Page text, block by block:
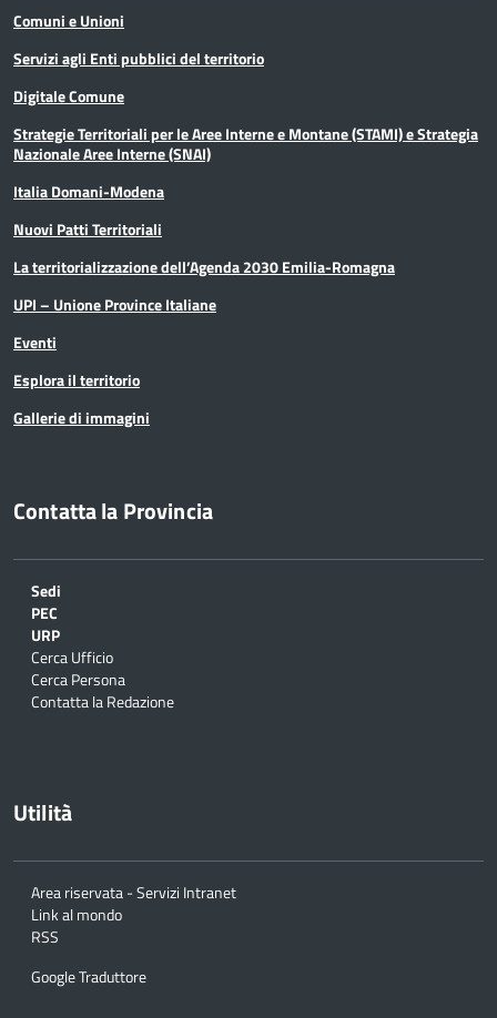
Comuni e Unioni
Servizi agli Enti pubblici del territorio
Digitale Comune
Strategie Territoriali per le Aree Interne e Montane (STAMI) e Strategia
Nazionale Aree Interne (SNAI)
Italia Domani-Modena
Nuovi Patti Territoriali
La territorializzazione dell’Agenda 2030 Emilia-Romagna
UPI – Unione Province Italiane
Eventi
Esplora il territorio
Gallerie di immagini
Contatta la Provincia
Sedi
PEC
URP
Cerca Ufficio
Cerca Persona
Contatta la Redazione
Utilità
Area riservata - Servizi Intranet
Link al mondo
RSS
Google Traduttore